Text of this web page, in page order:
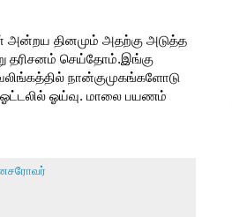
அன்றய தினமும் அதற்கு அடுத்த
தரிசனம் செய்தோம்.இங்கு
நான்குமுகங்களோடு
ஓட்டலில் ஓய்வு. மாலை பயணம்